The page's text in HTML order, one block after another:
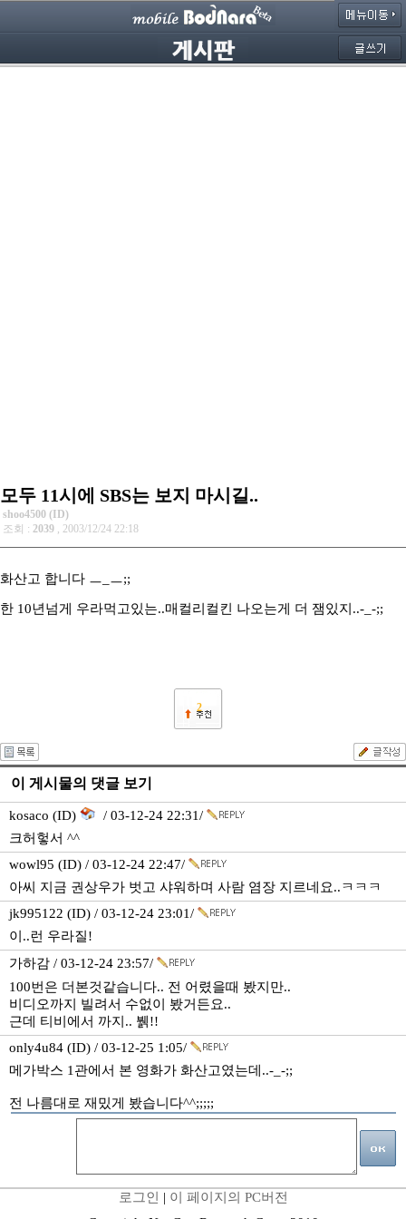
모두 11시에 SBS는 보지 마시길..
shoo4500 (ID)
조회 : 2039 , 2003/12/24 22:18
화산고 합니다 ㅡ_ㅡ;;
한 10년넘게 우라먹고있는..매컬리컬킨 나오는게 더 잼있지..-_-;;
2
이 게시물의 댓글 보기
kosaco (ID)
/ 03-12-24 22:31/
크허헣서 ^^
wowl95 (ID) / 03-12-24 22:47/
아씨 지금 권상우가 벗고 샤워하며 사람 염장 지르네요..ㅋㅋㅋ
jk995122 (ID) / 03-12-24 23:01/
이..런 우라질!
가하감 / 03-12-24 23:57/
100번은 더본것같습니다.. 전 어렸을때 봤지만..
비디오까지 빌려서 수없이 봤거든요..
근데 티비에서 까지.. 뷁!!
only4u84 (ID) / 03-12-25 1:05/
메가박스 1관에서 본 영화가 화산고였는데..-_-;;
전 나름대로 재밌게 봤습니다^^;;;;;
로그인 | 이 페이지의 PC버전